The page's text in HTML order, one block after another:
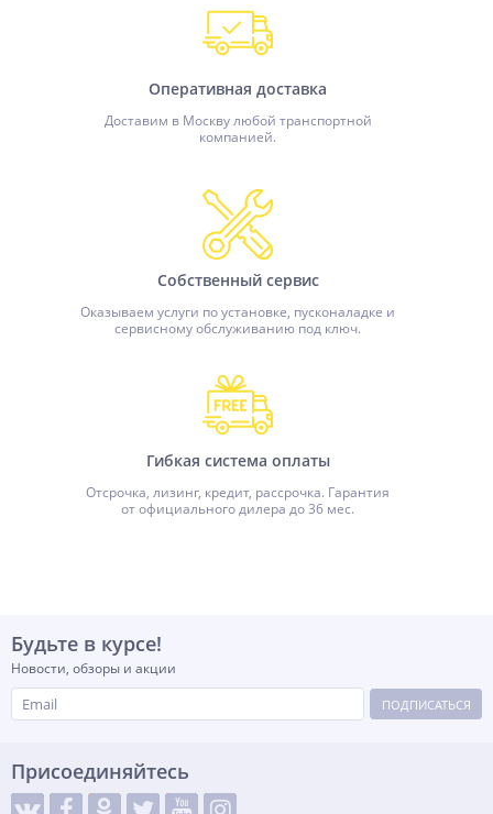
Оперативная доставка
Доставим в Москву любой транспортной
компанией.
Собственный сервис
Оказываем услуги по установке, пусконаладке и
сервисному обслуживанию под ключ.
Гибкая система оплаты
Отсрочка, лизинг, кредит, рассрочка. Гарантия
от официального дилера до 36 мес.
Будьте в курсе!
Новости, обзоры и акции
ПОДПИСАТЬСЯ
Присоединяйтесь